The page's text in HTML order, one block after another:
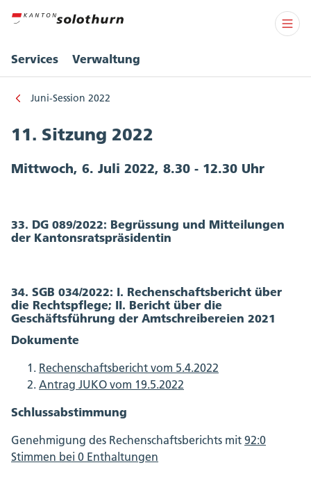
Services Verwaltung
Juni-Session 2022
11. Sitzung 2022
Mittwoch, 6. Juli 2022, 8.30 - 12.30 Uhr
33. DG 089/2022: Begrüssung und Mitteilungen
der Kantonsratspräsidentin
34. SGB 034/2022: I. Rechenschaftsbericht über
die Rechtspflege; II. Bericht über die
Geschäftsführung der Amtschreibereien 2021
Dokumente
Rechenschaftsbericht vom 5.4.2022
Antrag JUKO vom 19.5.2022
Schlussabstimmung
Genehmigung des Rechenschaftsberichts mit 92:0
Stimmen bei 0 Enthaltungen